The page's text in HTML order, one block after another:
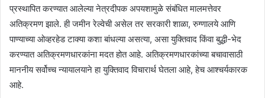
प्रस्थापित करण्यात आलेल्या नेत्रदीपक अपयशामुळे संबंधित मालमत्तेवर
अतिक्रमण झाले. ही जमीन रेल्वेची असेल तर सरकारी शाळा, रुग्णालये आणि
पाण्याच्या ओव्हरहेड टाक्या कशा बांधल्या असत्या, असा युक्तिवाद किंवा बुद्धी-भेद
करण्यात अतिक्रमणधारकांना मदत होत आहे. अतिक्रमणधारकांच्या बचावासाठी
माननीय सर्वोच्च न्यायालयाने हा युक्तिवाद विचारार्थ घेतला आहे, हेच आश्चर्यकारक
आहे.